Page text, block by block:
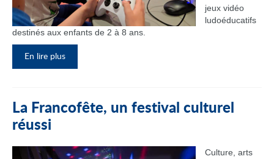
jeux vidéo
ludoéducatifs
destinés aux enfants de 2 à 8 ans.
En lire plus
La Francofête, un festival culturel
réussi
Culture, arts